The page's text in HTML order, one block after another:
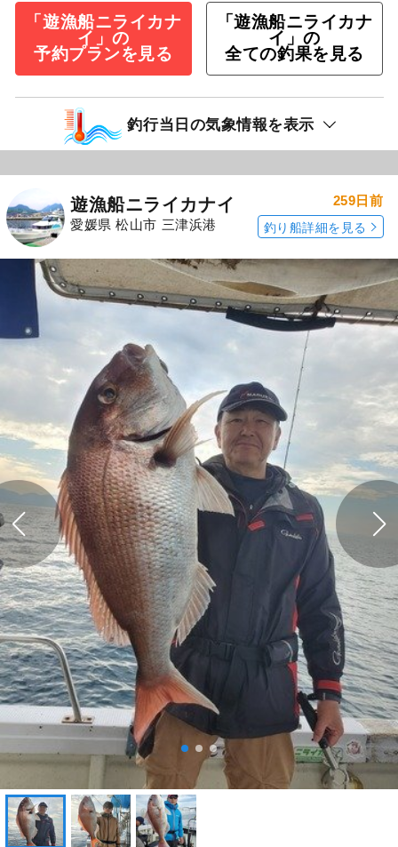
「遊漁船ニライカナ
イ」の
予約プランを見る
「遊漁船ニライカナ
イ」の
全ての釣果を見る
釣行当日の気象情報を表示
遊漁船ニライカナイ
愛媛県 松山市 三津浜港
259日前
釣り船詳細を見る